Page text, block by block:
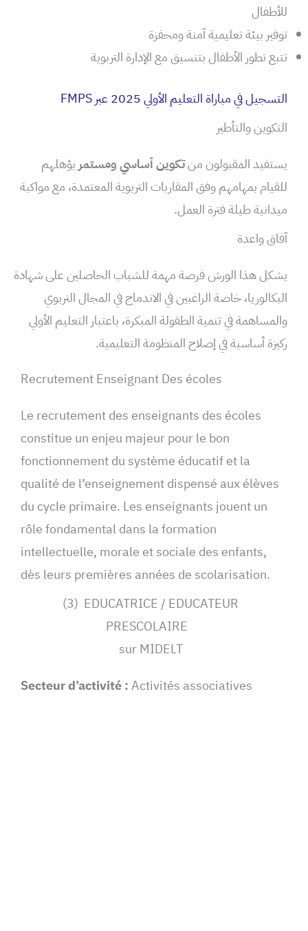
للأطفال
توفير بيئة تعليمية آمنة ومحفزة
تتبع تطور الأطفال بتنسيق مع الإدارة التربوية
التسجيل في مباراة التعليم الأولي 2025 عبر FMPS
التكوين والتأطير
يستفيد المقبولون منتكوين أساسي ومستمر يؤهلهم
للقيام بمهامهم وفق المقاربات التربوية المعتمدة، مع مواكبة
ميدانية طيلة فترة العمل.
آفاق واعدة
يشكل هذا الورش فرصة مهمة للشباب الحاصلين على شهادة
البكالوريا، خاصة الراغبين في الاندماج في المجال التربوي
والمساهمة في تنمية الطفولة المبكرة، باعتبار التعليم الأولي
ركيزة أساسية في إصلاح المنظومة التعليمية.
Recrutement Enseignant Des écoles
Le recrutement des enseignants des écoles
constitue un enjeu majeur pour le bon
fonctionnement du système éducatif et la
qualité de l’enseignement dispensé aux élèves
du cycle primaire. Les enseignants jouent un
rôle fondamental dans la formation
intellectuelle, morale et sociale des enfants,
dès leurs premières années de scolarisation.
(3) EDUCATRICE / EDUCATEUR
PRESCOLAIRE
sur MIDELT
Secteur d’activité :Activités associatives